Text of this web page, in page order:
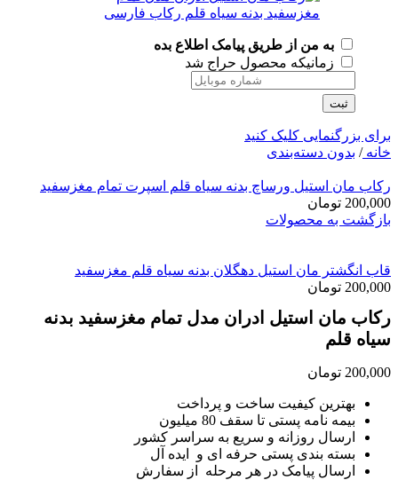
به من از طریق پیامک اطلاع بده
زمانیکه محصول حراج شد
ثبت
برای بزرگنمایی کلیک کنید
خانه/ بدون دسته‌بندی
رکاب مان استیل ورساچ بدنه سیاه قلم اسپرت تمام مغزسفید
200,000 تومان
بازگشت به محصولات
قاب انگشتر مان استیل دهگلان بدنه سیاه قلم مغزسفید
200,000 تومان
رکاب مان استیل ادران مدل تمام مغزسفید بدنه
سیاه قلم
200,000 تومان
بهترین کیفیت ساخت و پرداخت
بیمه نامه پستی تا سقف 80 میلیون
ارسال روزانه و سریع به سراسر کشور
بسته بندی پستی حرفه ای و ایده آل
ارسال پیامک در هر مرحله از سفارش